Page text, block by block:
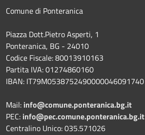
Comune di Ponteranica
Piazza Dott.Pietro Asperti, 1
Ponteranica, BG - 24010
Codice Fiscale: 80013910163
Partita IVA: 01274860160
IBAN: IT79M0538752490000046091740
Mail: info@comune.ponteranica.bg.it
PEC: info@pec.comune.ponteranica.bg.it
Centralino Unico: 035.571026